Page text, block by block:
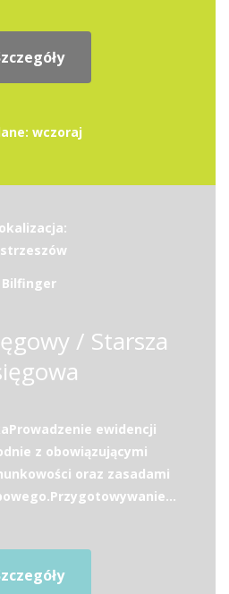
wczoraj
Bilfinger
/ Starsza
ewidencji
z obowiązującymi
oraz zasadami